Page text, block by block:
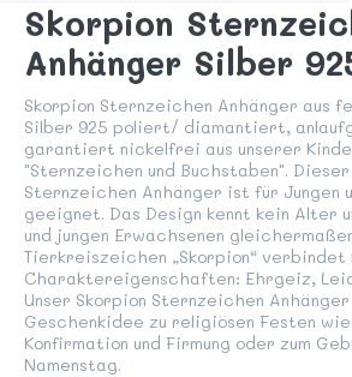
Skorpion
Anhänger Silber
Skorpion Sternzeichen Anhänger aus
Silber 925 poliert/ diamantiert,
garantiert nickelfrei aus unserer
"Sternzeichen und Buchstaben".
Sternzeichen Anhänger ist für Jungen
geeignet. Das Design kennt kein Alter
und jungen Erwachsenen
Tierkreiszeichen „Skorpion“ verbindet
Charaktereigenschaften: Ehrgeiz,
Unser Skorpion Sternzeichen
Geschenkidee zu religiösen Festen wie
Konfirmation und Firmung oder zum
Namenstag.